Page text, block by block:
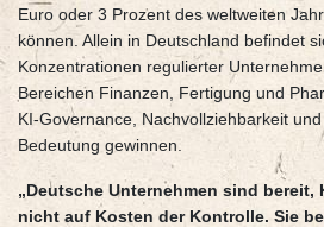
Euro oder 3 Prozent des weltweiten
können. Allein in Deutschland befindet
Konzentrationen regulierter
Bereichen Finanzen, Fertigung und
KI-Governance, Nachvollziehbarkeit
Bedeutung gewinnen.
„Deutsche Unternehmen sind bereit,
nicht auf Kosten der Kontrolle. Sie